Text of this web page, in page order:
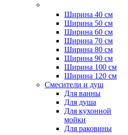
Ширина 40 см
Ширина 50 см
Ширина 60 см
Ширина 70 см
Ширина 80 см
Ширина 90 см
Ширина 100 см
Ширина 120 см
Смесители и душ
Для ванны
Для душа
Для кухонной
мойки
Для раковины